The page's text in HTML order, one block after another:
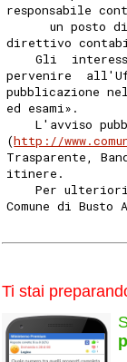
responsabile
un posto
direttivo
Gli
pervenire
pubblicazione
ed esami».
L'avviso
(http://
Trasparente,
itinere.
Per
Comune di
Ti stai